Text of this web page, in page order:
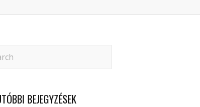
BEJEGYZÉSEK